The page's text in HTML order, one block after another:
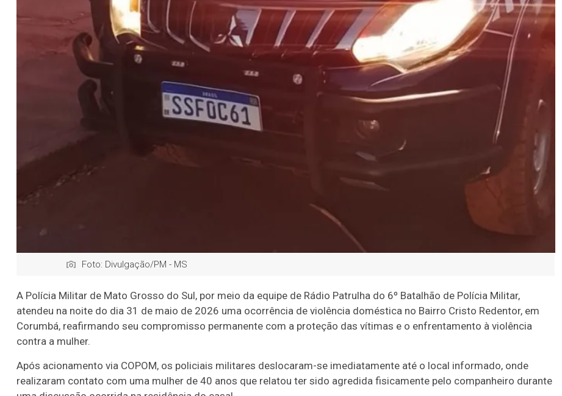
Foto: Divulgação/PM - MS
A Polícia Militar de Mato Grosso do Sul, por meio da equipe de Rádio Patrulha do 6º Batalhão de Polícia Militar,
atendeu na noite do dia 31 de maio de 2026 uma ocorrência de violência doméstica no Bairro Cristo Redentor, em
Corumbá, reafirmando seu compromisso permanente com a proteção das vítimas e o enfrentamento à violência
contra a mulher.
Após acionamento via COPOM, os policiais militares deslocaram-se imediatamente até o local informado, onde
realizaram contato com uma mulher de 40 anos que relatou ter sido agredida fisicamente pelo companheiro durante